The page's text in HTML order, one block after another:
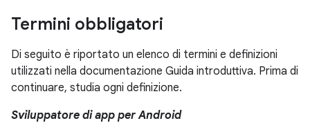
Termini obbligatori
Di seguito è riportato un elenco di termini e definizioni
utilizzati nella documentazione Guida introduttiva. Prima di
continuare, studia ogni definizione.
Sviluppatore di app per Android